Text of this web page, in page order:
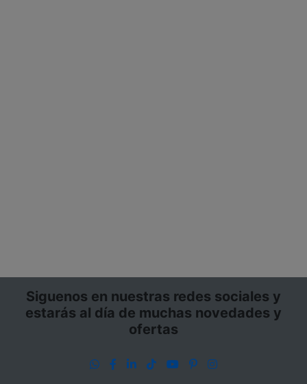
Siguenos en nuestras redes sociales y
estarás al día de muchas novedades y
ofertas
WhatsApp
Facebook
LinkedIn
TikTokYouTube
PinterestInstagram